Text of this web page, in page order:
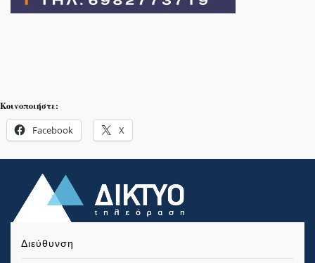
Κοινοποιήστε:
Facebook X
Διεύθυνση